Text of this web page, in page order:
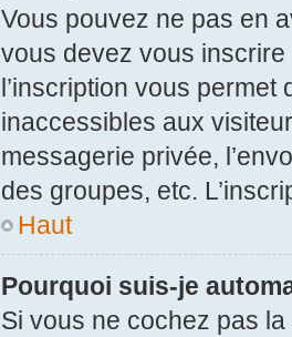
Vous pouvez ne pas en
vous devez vous
l’inscription vous
inaccessibles aux
messagerie privée,
des groupes, etc.
Haut
Pourquoi suis-je
Si vous ne cochez pas